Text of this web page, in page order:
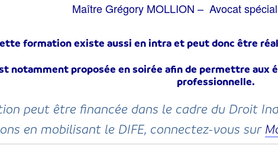
Maître Grégory MOLLION – Avocat
formation existe aussi en intra et peut donc être
notamment proposée en soirée afin de permettre
professionnelle.
peut être financée dans le cadre du Droit
en mobilisant le DIFE, connectez-vous sur